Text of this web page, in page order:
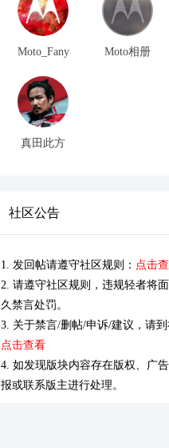
Moto_Fany Moto相册
真田此方
社区公告
1. 发回帖请遵守社区规则： 点击
2. 请遵守社区规则，违规轻者将
久禁言处罚。
3. 关于禁言/删帖/申诉/建议，请到
点击查看
4. 如发现版块内容存在版权、广
报或联系版主进行处理。